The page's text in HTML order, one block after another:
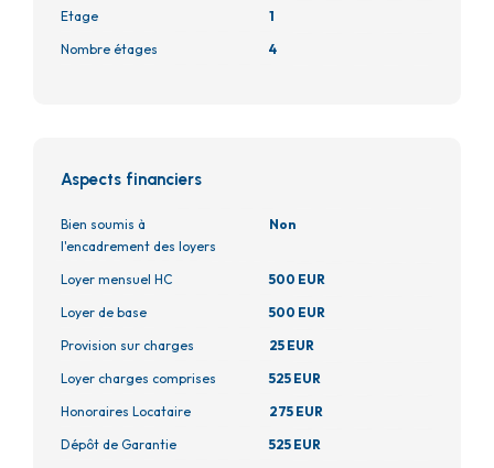
Etage
1
Nombre étages
4
Aspects financiers
Bien soumis à
l'encadrement des loyers
Non
Loyer mensuel HC
500 EUR
Loyer de base
500 EUR
Provision sur charges
25 EUR
Loyer charges comprises
525 EUR
Honoraires Locataire
275 EUR
Dépôt de Garantie
525 EUR